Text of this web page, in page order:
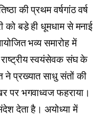
की प्रथम वर्षगांठ वर्ष
बडे़ ही धूमधाम से मनाई
भव्य समारोह में
राष्ट्रीय स्वयंसेवक संघ के
प्रख्यात साधु संतों की
पर भगवाध्वज फहराया।
देता है। अयोध्या में